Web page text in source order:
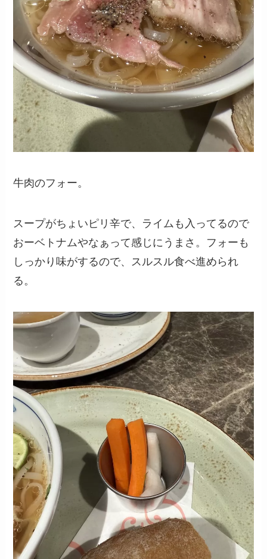
牛肉のフォー。
スープがちょいピリ辛で、ライムも入ってるので
おーベトナムやなぁって感じにうまさ。フォーも
しっかり味がするので、スルスル食べ進められ
る。